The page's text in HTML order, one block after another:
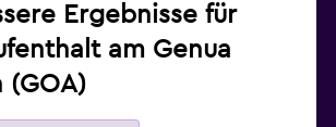
Ergebnisse für
am Genua
(GOA)